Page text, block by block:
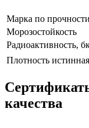
Марка по прочности
Морозостойкость
Радиоактивность,
Плотность
качества